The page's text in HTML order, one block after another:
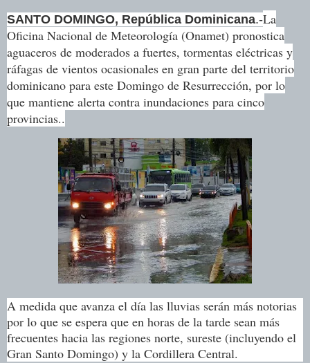
SANTO DOMINGO, República Dominicana.-La
Oficina Nacional de Meteorología (Onamet) pronostica
aguaceros de moderados a fuertes, tormentas eléctricas y
ráfagas de vientos ocasionales en gran parte del territorio
dominicano para este Domingo de Resurrección, por lo
que mantiene alerta contra inundaciones para cinco
provincias..
A medida que avanza el día las lluvias serán más notorias
por lo que se espera que en horas de la tarde sean más
frecuentes hacia las regiones norte, sureste (incluyendo el
Gran Santo Domingo) y la Cordillera Central.